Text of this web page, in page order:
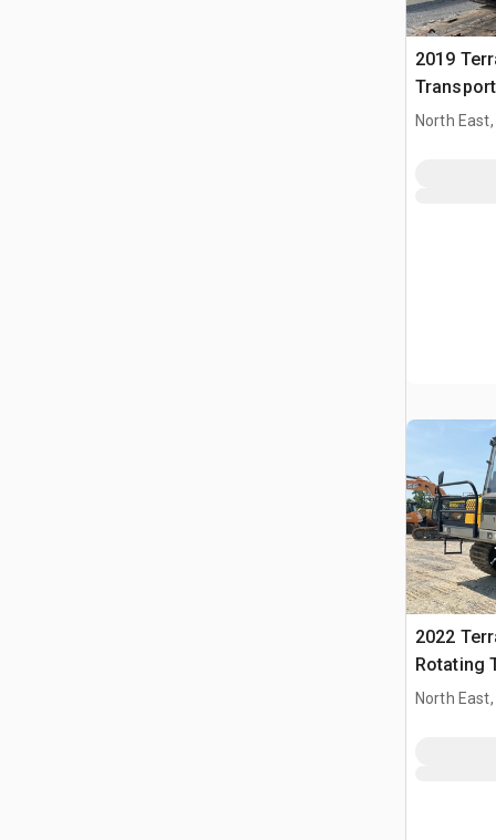
2019
North East,
2022
Rotating
North East,